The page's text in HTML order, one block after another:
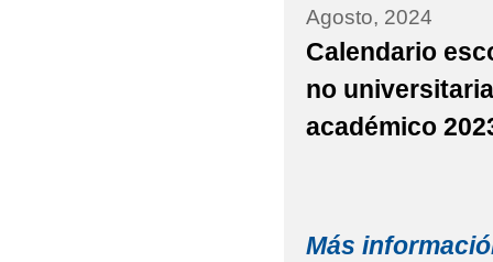
Agosto, 2024
Calendario
no
académico
Más